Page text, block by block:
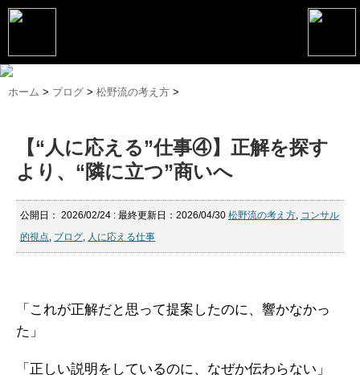
トップページ
松野恵介のブログ
会社概要
スケジュール
マーケティング塾
ホーム > ブログ > 松野流の考え方 >
【“人に応える”仕事④】正解を探す
より、“隣に立つ”商いへ
公開日： 2026/02/24 : 最終更新日：2026/04/30 松野流の考え方, コンサル
的視点, ブログ, 人に応える仕事
「これが正解だと思って提案したのに、響かなかっ
た」
「正しい説明をしているのに、なぜか伝わらない」